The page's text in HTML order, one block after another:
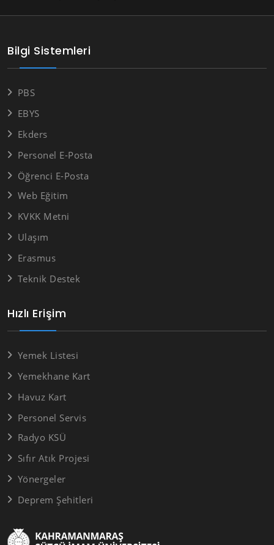
Hızlı Erişim
Yemek Listesi
Yemekhane Kart
Havuz Kart
Personel Servis
Radyo KSÜ
Sıfır Atık Projesi
Yönergeler
Deprem Şehitleri
Bilgi Sistemleri
PBS
EBYS
Ekders
Personel E-Posta
Öğrenci E-Posta
Web Eğitim
KVKK Metni
Ulaşım
Erasmus
Teknik Destek